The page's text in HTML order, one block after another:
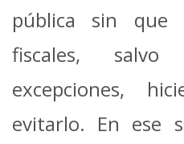
pública sin
fiscales, salvo
excepciones,
evitarlo. En ese